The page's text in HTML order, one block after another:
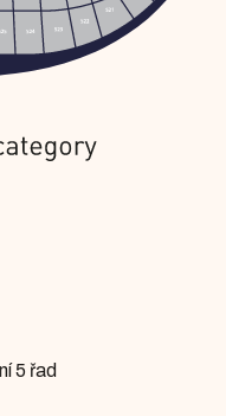
5 řad